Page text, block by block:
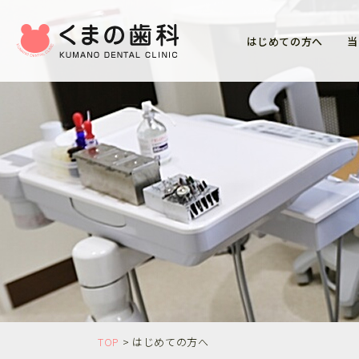
はじめての方へ
診療内容について
審美歯科
歯周病治療
入れ歯・義歯治療
治療費について
土台（コア）
TOP > はじめての方へ